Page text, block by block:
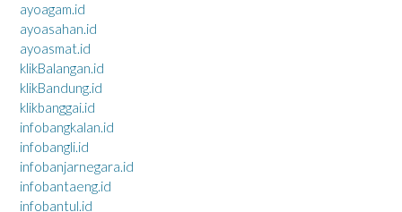
ayoagam.id
ayoasahan.id
ayoasmat.id
klikBalangan.id
klikBandung.id
klikbanggai.id
infobangkalan.id
infobangli.id
infobanjarnegara.id
infobantaeng.id
infobantul.id